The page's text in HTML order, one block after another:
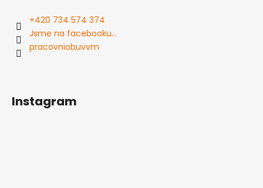
+420 734 574 374
Jsme na facebooku...
pracovniobuvvm
Instagram